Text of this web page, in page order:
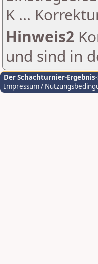
K ...
Hinweis2
und sind in
Der Schachturnier-
Impressum /